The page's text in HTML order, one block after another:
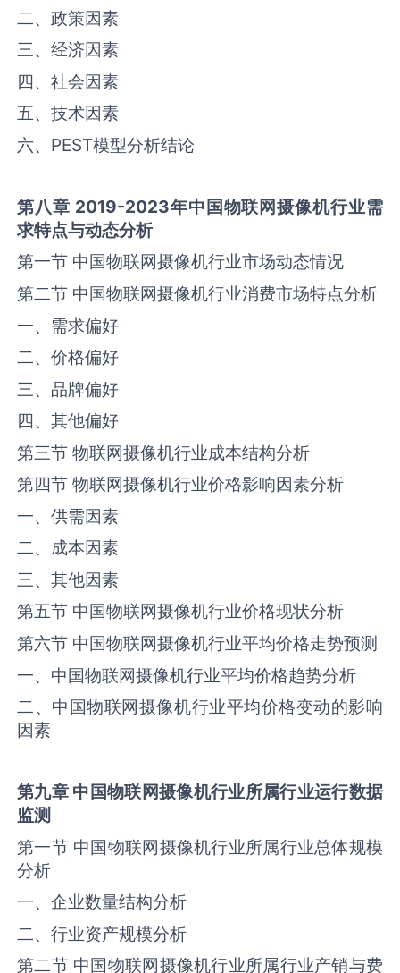
二、政策因素
三、经济因素
四、社会因素
五、技术因素
六、PEST模型分析结论
第八章 2019-2023年中国物联网摄像机行业需
求特点与动态分析
第一节 中国物联网摄像机行业市场动态情况
第二节 中国物联网摄像机行业消费市场特点分析
一、需求偏好
二、价格偏好
三、品牌偏好
四、其他偏好
第三节 物联网摄像机行业成本结构分析
第四节 物联网摄像机行业价格影响因素分析
一、供需因素
二、成本因素
三、其他因素
第五节 中国物联网摄像机行业价格现状分析
第六节 中国物联网摄像机行业平均价格走势预测
一、中国物联网摄像机行业平均价格趋势分析
二、中国物联网摄像机行业平均价格变动的影响
因素
第九章 中国物联网摄像机行业所属行业运行数据
监测
第一节 中国物联网摄像机行业所属行业总体规模
分析
一、企业数量结构分析
二、行业资产规模分析
第二节 中国物联网摄像机行业所属行业产销与费